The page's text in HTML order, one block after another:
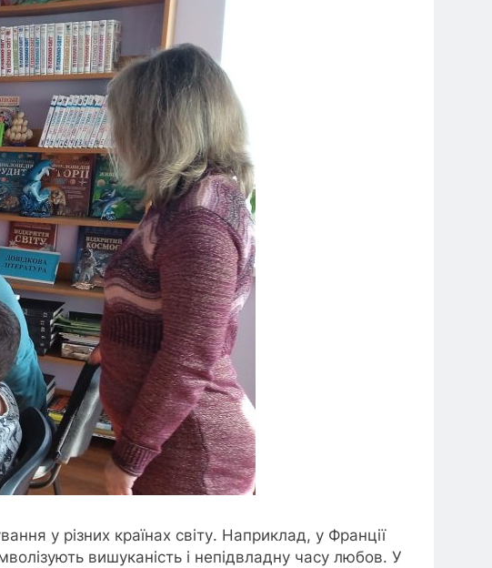
у різних країнах світу. Наприклад, у Франції
вишуканість і непідвладну часу любов. У